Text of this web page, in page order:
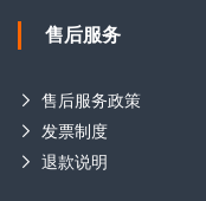
售后服务
售后服务政策
发票制度
退款说明